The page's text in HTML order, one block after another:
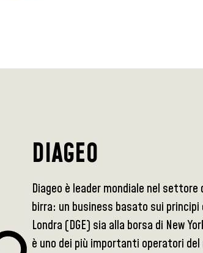
DIAGEO
Diageo è leader mondiale nel
birra: un business basato sui
Londra (DGE) sia alla borsa di New
è uno dei più importanti operatori